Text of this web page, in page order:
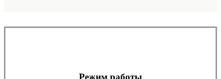
Режим работы